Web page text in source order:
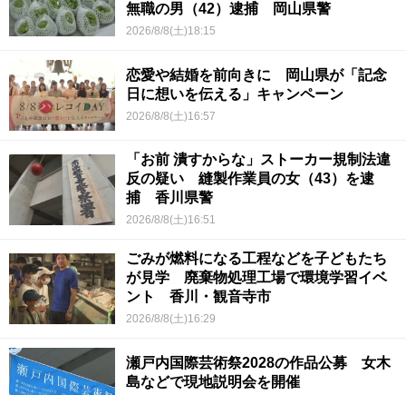
無職の男（42）逮捕 岡山県警
2026/8/8(土)18:15
恋愛や結婚を前向きに 岡山県が「記念
日に想いを伝える」キャンペーン
2026/8/8(土)16:57
「お前 潰すからな」ストーカー規制法違
反の疑い 縫製作業員の女（43）を逮
捕 香川県警
2026/8/8(土)16:51
ごみが燃料になる工程などを子どもたち
が見学 廃棄物処理工場で環境学習イベ
ント 香川・観音寺市
2026/8/8(土)16:29
瀬戸内国際芸術祭2028の作品公募 女木
島などで現地説明会を開催